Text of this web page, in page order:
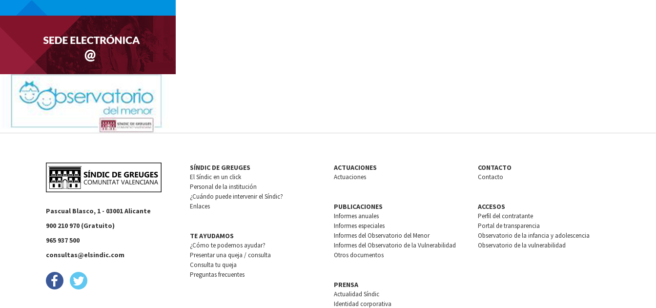
Pascual Blasco, 1 - 03001 Alicante
900 210 970 (Gratuito)
965 937 500
consultas@elsindic.com
SÍNDIC DE GREUGES
El Síndic en un click
Personal de la institución
¿Cuándo puede intervenir el Síndic?
Enlaces
TE AYUDAMOS
¿Cómo te podemos ayudar?
Presentar una queja / consulta
Consulta tu queja
Preguntas frecuentes
ACTUACIONES
Actuaciones
PUBLICACIONES
Informes anuales
Informes especiales
Informes del Observatorio del Menor
Informes del Observatorio de la Vulnerabilidad
Otros documentos
PRENSA
Actualidad Síndic
Identidad corporativa
CONTACTO
Contacto
ACCESOS
Perfil del contratante
Portal de transparencia
Observatorio de la infancia y adolescencia
Observatorio de la vulnerabilidad